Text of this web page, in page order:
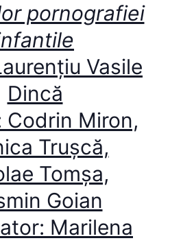
pornografiei
Vasile
Dincă
Codrin Miron,
Trușcă,
Tomșa,
Goian
Marilena